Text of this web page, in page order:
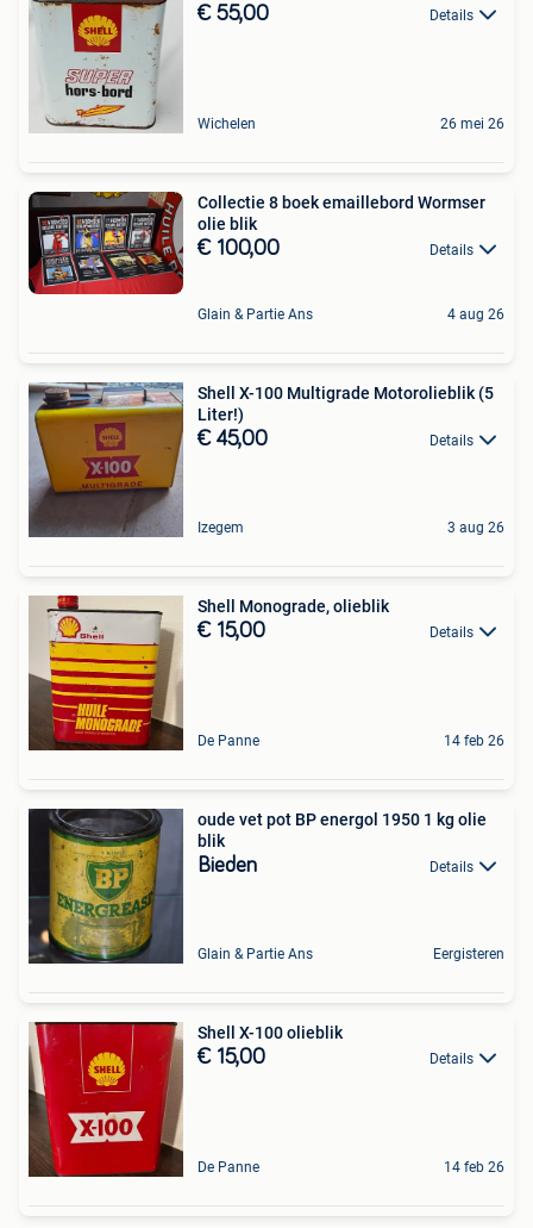
€ 55,00 Details
Wichelen 26 mei 26
Collectie 8 boek emaillebord Wormser
olie blik
€ 100,00 Details
Glain & Partie Ans 4 aug 26
Shell X-100 Multigrade Motorolieblik (5
Liter!)
€ 45,00 Details
Izegem 3 aug 26
Shell Monograde, olieblik
€ 15,00 Details
De Panne 14 feb 26
oude vet pot BP energol 1950 1 kg olie
blik
Bieden Details
Glain & Partie Ans Eergisteren
Shell X-100 olieblik
€ 15,00 Details
De Panne 14 feb 26